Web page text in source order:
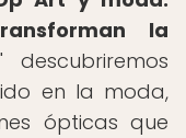
la
descubriremos
en la moda,
ópticas que